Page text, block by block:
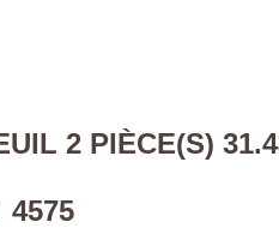
2 PIÈCE(S)
4575